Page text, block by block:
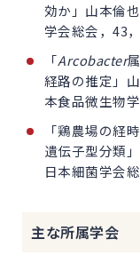
効か」山本倫
学会総会，43，
「Arcobacter
経路の推定」
本食品微生物学
「鶏農場の経
遺伝子型分類
日本細菌学会総
主な所属学会